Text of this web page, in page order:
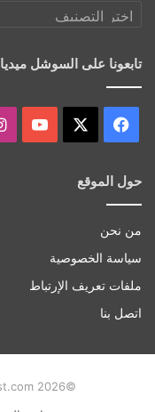
اكتشف
تابعونا على السوشل ميديا
فيسبوك
حول الموقع
من نحن
سياسة الخصوصية
ملفات تعريف الإرتباط
اتصل بنا
©hijrapost.com 2026، جميع الحقوق محفوظة